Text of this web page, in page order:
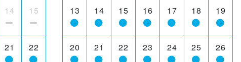
14 15
21 22
13 14 15 16 17 18 19
20 21 22 23 24 25 26